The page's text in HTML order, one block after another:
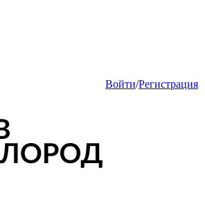
Войти/Регистрация